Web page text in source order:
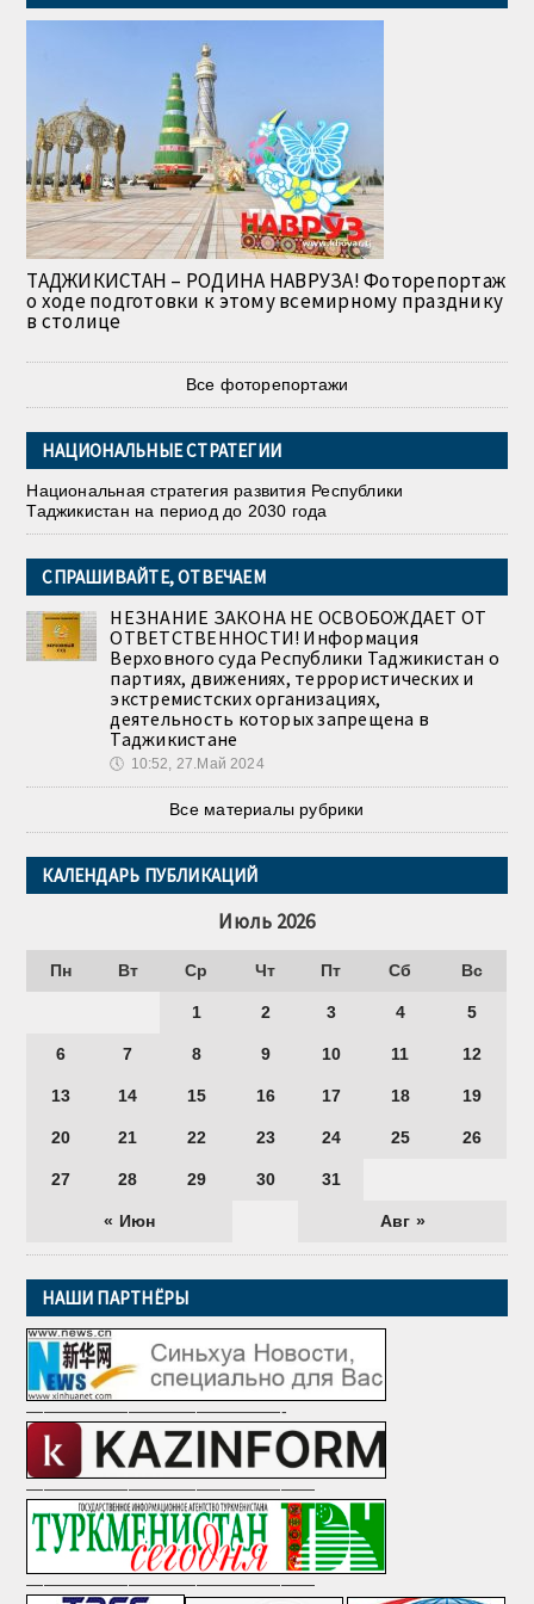
ТАДЖИКИСТАН – РОДИНА НАВРУЗА! Фоторепортаж
о ходе подготовки к этому всемирному празднику
в столице
Все фоторепортажи
НАЦИОНАЛЬНЫЕ СТРАТЕГИИ
Национальная стратегия развития Республики
Таджикистан на период до 2030 года
СПРАШИВАЙТЕ, ОТВЕЧАЕМ
НЕЗНАНИЕ ЗАКОНА НЕ ОСВОБОЖДАЕТ ОТ
ОТВЕТСТВЕННОСТИ! Информация
Верховного суда Республики Таджикистан о
партиях, движениях, террористических и
экстремистских организациях,
деятельность которых запрещена в
Таджикистане
🕔 10:52, 27.Май 2024
Все материалы рубрики
КАЛЕНДАРЬ ПУБЛИКАЦИЙ
Июль 2026
Пн Вт Ср Чт Пт Сб Вс
« Июн Авг »
1 2 3 4 5
6 7 8 9 10 11 12
13 14 15 16 17 18 19
20 21 22 23 24 25 26
27 28 29 30 31
НАШИ ПАРТНЁРЫ
———————————————-
—————————————————
—————————————————